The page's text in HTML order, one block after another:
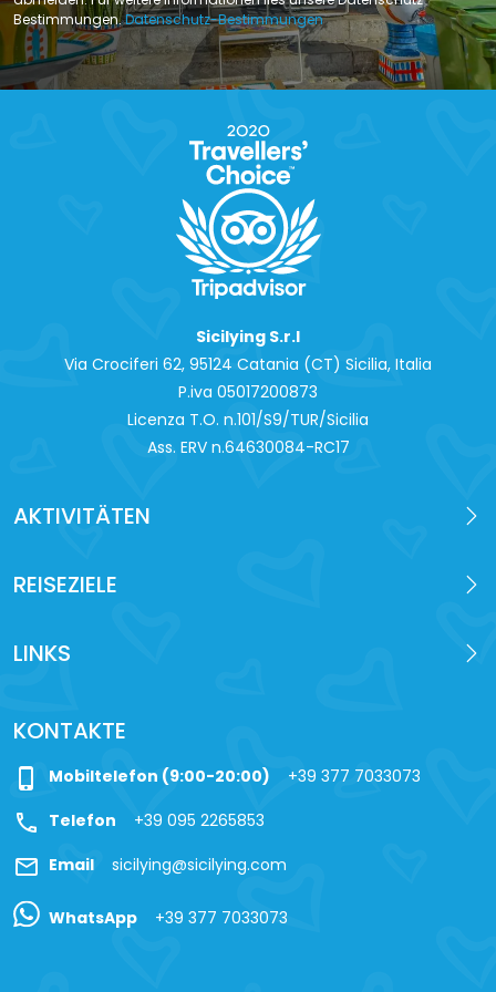
Bestimmungen.Datenschutz-Bestimmungen
Sicilying S.r.l
Via Crociferi 62, 95124 Catania (CT) Sicilia, Italia
P.iva 0‍5017200873
Licenza T.O. n.101/S9/TUR/Sicilia
Ass. ERV n.64630084-RC17
AKTIVITÄTEN
REISEZIELE
LINKS
KONTAKTE
phone_iphone Mobiltelefon (9:00-20:00) +39 377 7033073
call Telefon +39 095 2265853
mail Email sicilying@sicilying.com
WhatsApp +39 377 7033073